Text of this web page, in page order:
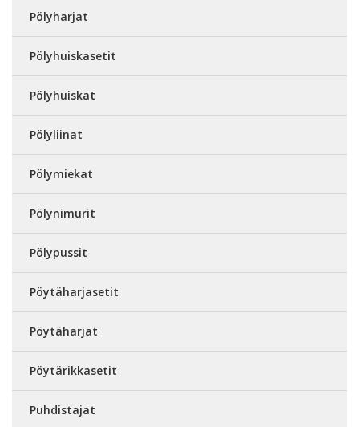
Pölyharjat
Pölyhuiskasetit
Pölyhuiskat
Pölyliinat
Pölymiekat
Pölynimurit
Pölypussit
Pöytäharjasetit
Pöytäharjat
Pöytärikkasetit
Puhdistajat